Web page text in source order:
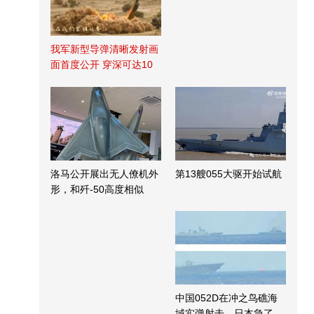
我军新型导弹清晰发射画
面首度公开 穿深可达10
洛马公开展出无人僚机外
形，和歼-50高度相似
第13艘055大驱开始试航
中国052D在冲之鸟礁海